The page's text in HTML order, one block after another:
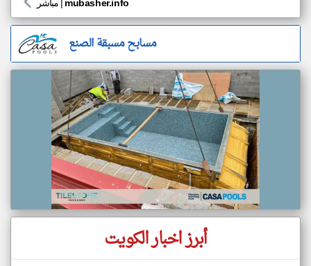
مباشر mubasher.info
مسابح مسبقة الصنع
أبرز اخبار الكويت